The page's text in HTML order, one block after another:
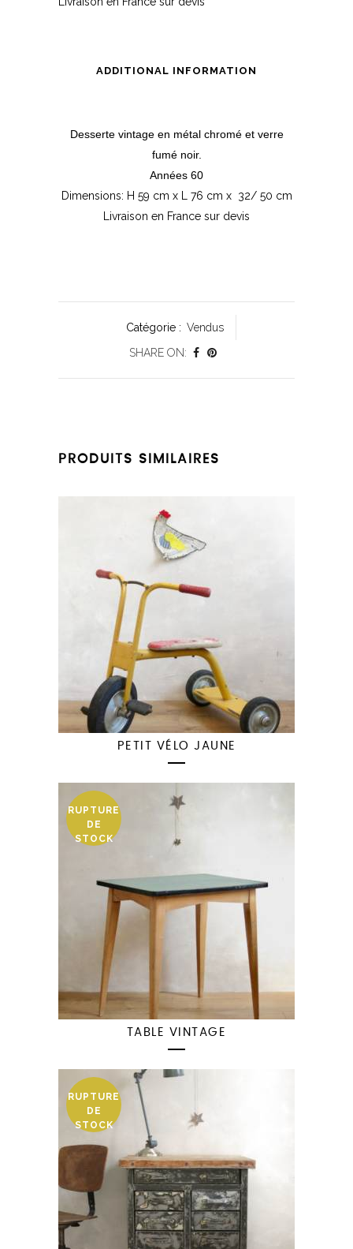
ADDITIONAL INFORMATION
Desserte vintage en métal chromé et verre
fumé noir.
Années 60
Dimensions: H 59 cm x L 76 cm x 32/ 50 cm
Livraison en France sur devis
Catégorie : Vendus
SHARE ON:
PRODUITS SIMILAIRES
PETIT VÉLO JAUNE
RUPTURE
DE
STOCK
TABLE VINTAGE
RUPTURE
DE
STOCK